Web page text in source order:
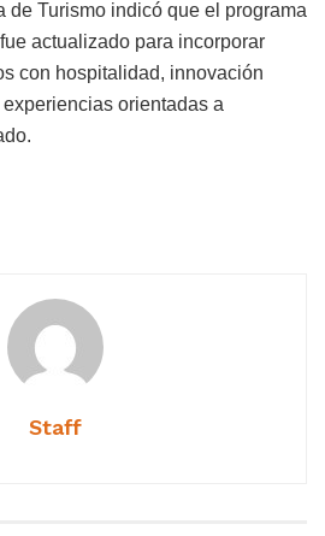
de Turismo indicó que el programa
fue actualizado para incorporar
con hospitalidad, innovación
orientadas a
Staff